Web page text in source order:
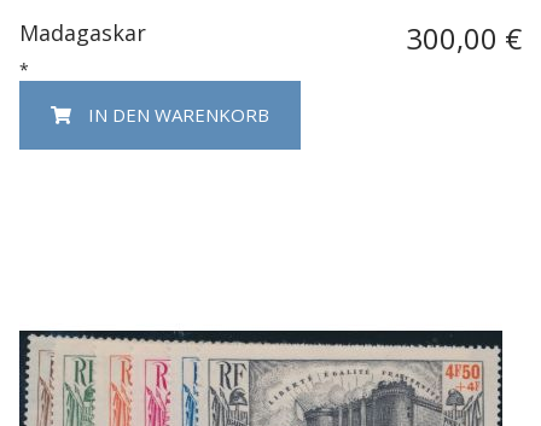
Madagaskar 300,00 €
*
IN DEN WARENKORB